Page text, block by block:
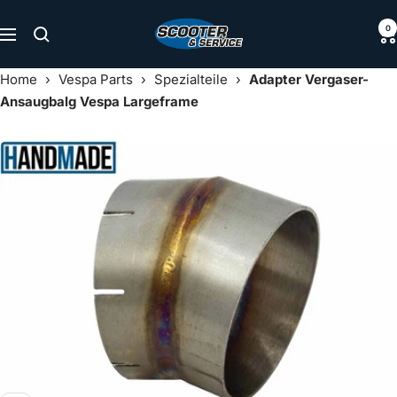
zum
Navigation
Scooter
Service
0
Home › Vespa Parts › Spezialteile › Adapter Vergaser-
Ansaugbalg Vespa Largeframe